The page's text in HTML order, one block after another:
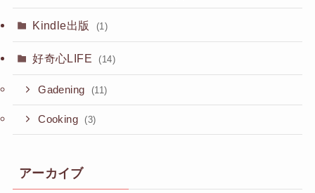
Kindle出版 (1)
好奇心LIFE (14)
Gadening (11)
Cooking (3)
アーカイブ